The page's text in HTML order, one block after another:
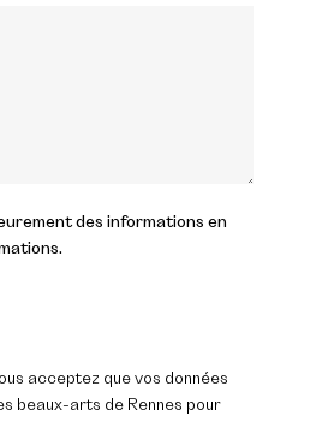
des informations en
acceptez que vos données
beaux-arts de Rennes pour